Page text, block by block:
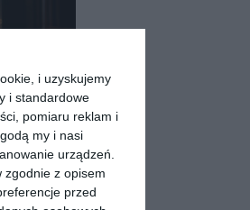
i uzyskujemy
i standardowe
pomiaru reklam i
my i nasi
urządzeń.
zgodnie z opisem
przed